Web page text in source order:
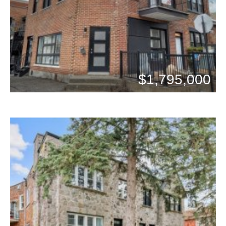
Chambres: 0
Bains: 0
$1,795,000